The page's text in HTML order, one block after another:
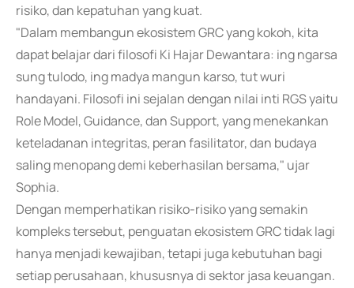
risiko, dan kepatuhan yang kuat.
"Dalam membangun ekosistem GRC yang kokoh, kita
dapat belajar dari filosofi Ki Hajar Dewantara: ing ngarsa
sung tulodo, ing madya mangun karso, tut wuri
handayani. Filosofi ini sejalan dengan nilai inti RGS yaitu
Role Model, Guidance, dan Support, yang menekankan
keteladanan integritas, peran fasilitator, dan budaya
saling menopang demi keberhasilan bersama," ujar
Sophia.
Dengan memperhatikan risiko-risiko yang semakin
kompleks tersebut, penguatan ekosistem GRC tidak lagi
hanya menjadi kewajiban, tetapi juga kebutuhan bagi
setiap perusahaan, khususnya di sektor jasa keuangan.